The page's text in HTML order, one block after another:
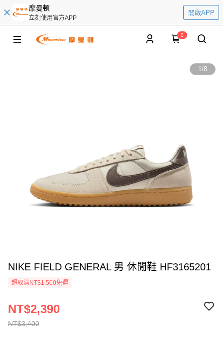
摩曼頓
立刻使用官方APP
開啟APP
0
1/8
NIKE FIELD GENERAL 男 休閒鞋 HF3165201
超取滿NT$1,500免運
NT$3,400
NT$2,390